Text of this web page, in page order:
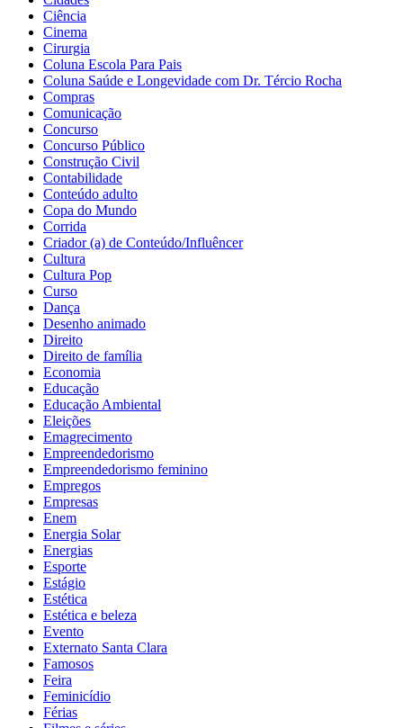
Ciência
Cinema
Cirurgia
Coluna Escola Para Pais
Coluna Saúde e Longevidade com Dr. Tércio Rocha
Compras
Comunicação
Concurso
Concurso Público
Construção Civil
Contabilidade
Conteúdo adulto
Copa do Mundo
Corrida
Criador (a) de Conteúdo/Influêncer
Cultura
Cultura Pop
Curso
Dança
Desenho animado
Direito
Direito de família
Economia
Educação
Educação Ambiental
Eleições
Emagrecimento
Empreendedorismo
Empreendedorismo feminino
Empregos
Empresas
Enem
Energia Solar
Energias
Esporte
Estágio
Estética
Estética e beleza
Evento
Externato Santa Clara
Famosos
Feira
Feminicídio
Férias